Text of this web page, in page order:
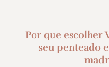
Por que escolher
seu penteado